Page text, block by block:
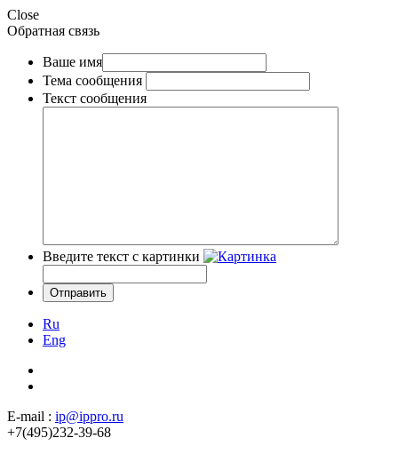
Close
Обратная связь
Ваше имя
Тема сообщения
Текст сообщения
Введите текст с картинки
Ru
Eng
E-mail : ip@ippro.ru
+7(495)232-39-68